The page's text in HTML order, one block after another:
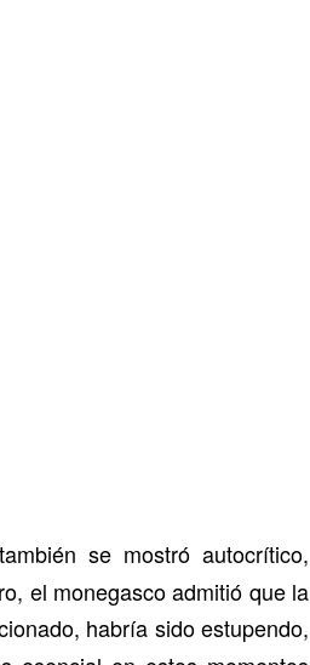
también se mostró autocrítico,
el monegasco admitió que la
habría sido estupendo,